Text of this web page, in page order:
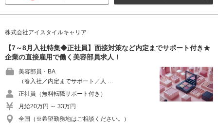
株式会社アイスタイルキャリア
【7～8月入社特集◆正社員】面接対策など内定までサポート付き★
企業の直接雇用で働く美容部員求人！
美容部員・BA
（春入社／内定までサポート／人 …
正社員（無料転職サポート付き）
月給20万円 ～ 33万円
全国（※希望勤務地はご相談ください。）